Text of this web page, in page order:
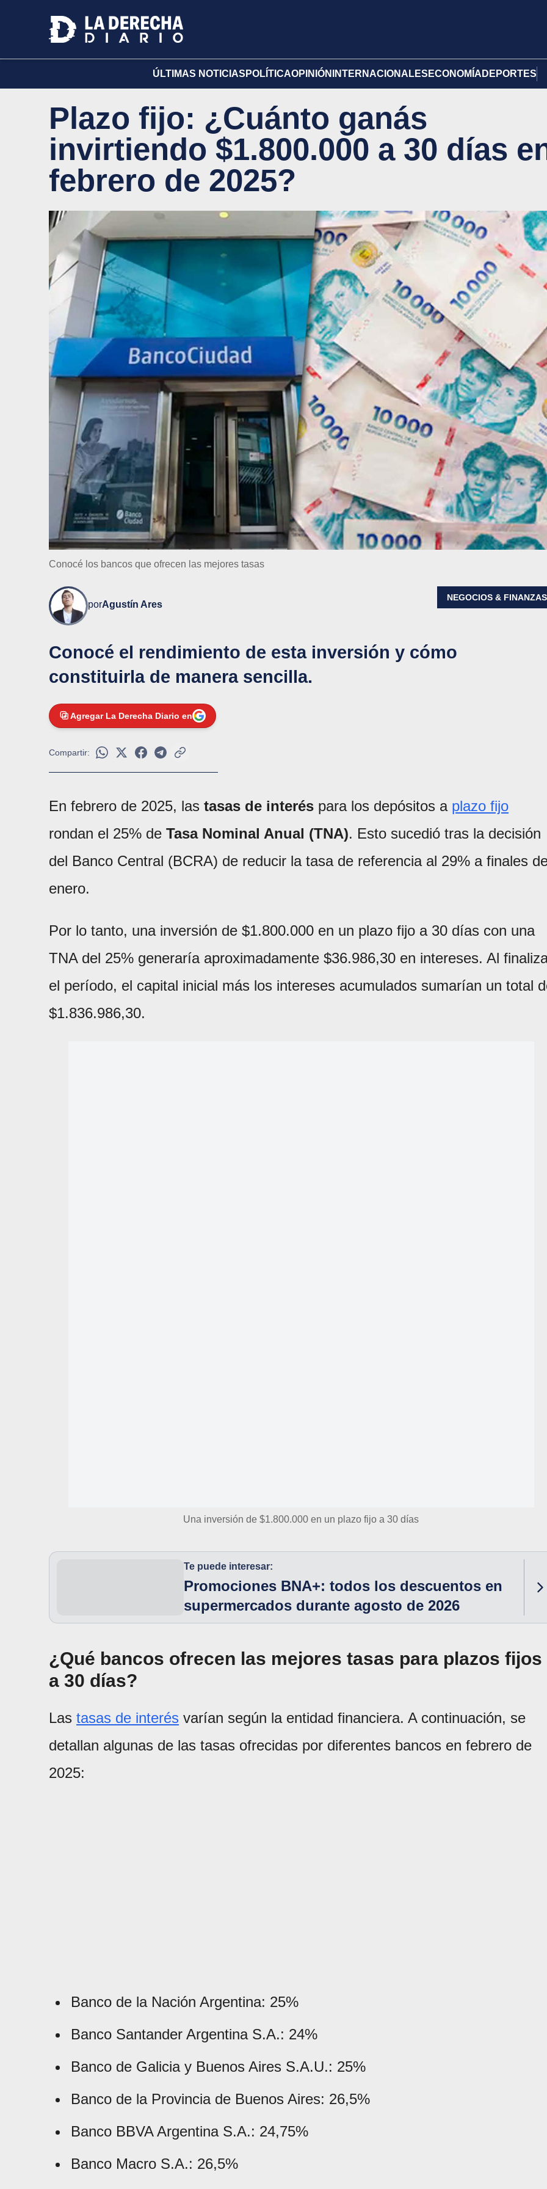
ÚLTIMAS NOTICIAS POLÍTICAOPINIÓN INTERNACIONALES ECONOMÍA DEPORTES
Plazo fijo: ¿Cuánto ganás
invirtiendo $1.800.000 a 30 días
febrero de 2025?
Conocé los bancos que ofrecen las mejores tasas
porAgustín Ares
NEGOCIOS & FINANZAS
Conocé el rendimiento de esta inversión y cómo
constituirla de manera sencilla.
Agregar La Derecha Diario en
Compartir:
En febrero de 2025, las tasas de interés para los depósitos a plazo fijo
rondan el 25% de Tasa Nominal Anual (TNA). Esto sucedió tras la decisión
del Banco Central (BCRA) de reducir la tasa de referencia al 29% a finales
enero.
Por lo tanto, una inversión de $1.800.000 en un plazo fijo a 30 días con una
TNA del 25% generaría aproximadamente $36.986,30 en intereses. Al
el período, el capital inicial más los intereses acumulados sumarían un total
$1.836.986,30.
Una inversión de $1.800.000 en un plazo fijo a 30 días
Te puede interesar:
Promociones BNA+: todos los descuentos en
supermercados durante agosto de 2026
¿Qué bancos ofrecen las mejores tasas para plazos fijos
a 30 días?
Las tasas de interés varían según la entidad financiera. A continuación, se
detallan algunas de las tasas ofrecidas por diferentes bancos en febrero de
2025:
Banco de la Nación Argentina: 25%
Banco Santander Argentina S.A.: 24%
Banco de Galicia y Buenos Aires S.A.U.: 25%
Banco de la Provincia de Buenos Aires: 26,5%
Banco BBVA Argentina S.A.: 24,75%
Banco Macro S.A.: 26,5%